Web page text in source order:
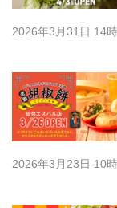
2026年3月31日 14時
2026年3月23日 10時